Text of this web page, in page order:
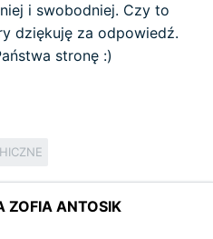
i swobodniej. Czy to
dziękuję za odpowiedź.
stronę :)
ZOFIA ANTOSIK